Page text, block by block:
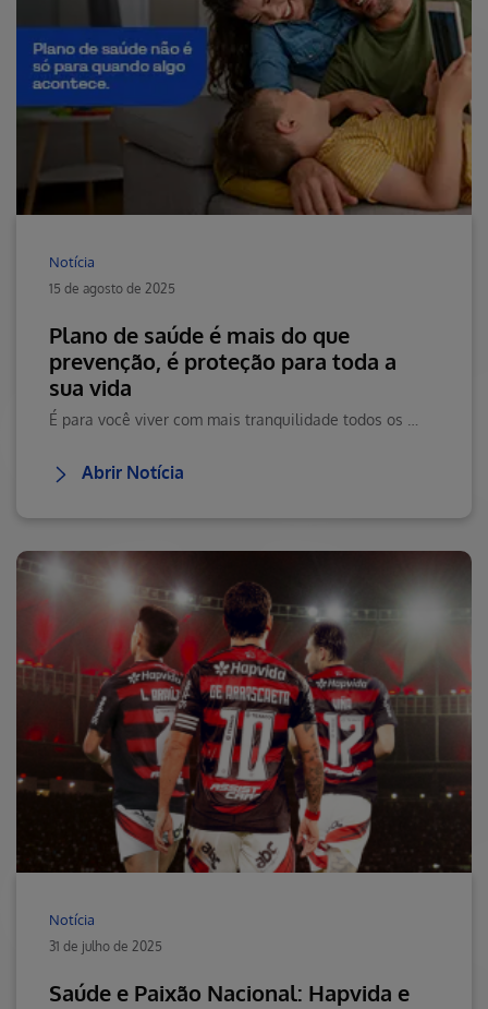
Notícia
15 de agosto de 2025
Plano de saúde é mais do que
prevenção, é proteção para toda a
sua vida
Abrir Notícia
Notícia
31 de julho de 2025
Saúde e Paixão Nacional: Hapvida e